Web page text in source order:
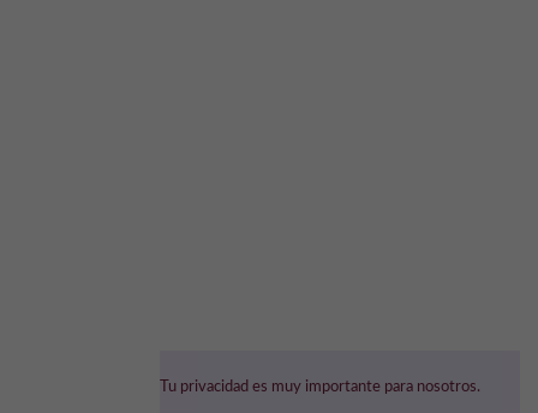
Tu privacidad es muy importante para nosotros.